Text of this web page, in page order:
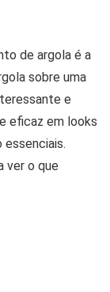
de argola é a
sobre uma
e
eficaz em looks
essenciais.
ver o que